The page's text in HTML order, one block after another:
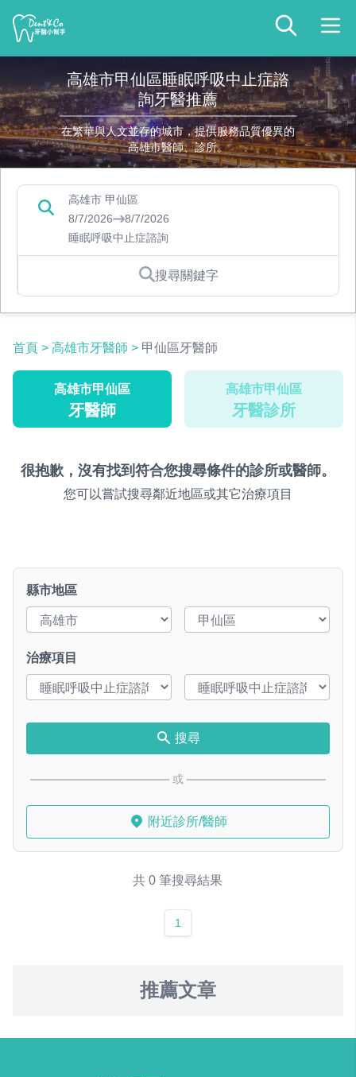
高雄市甲仙區睡眠呼吸中止症諮
詢牙醫推薦
在繁華與人文並存的城市，提供服務品質優異的
高雄市醫師、診所。
高雄市 甲仙區
8/7/2026
8/7/2026
睡眠呼吸中止症諮詢
搜尋關鍵字
首頁 > 高雄市牙醫師 > 甲仙區牙醫師
高雄市甲仙區
牙醫師
高雄市甲仙區
牙醫診所
很抱歉，沒有找到符合您搜尋條件的診所或醫師。
您可以嘗試搜尋鄰近地區或其它治療項目
縣市地區
治療項目
搜尋
或
附近診所/醫師
共 0 筆搜尋結果
1
推薦文章